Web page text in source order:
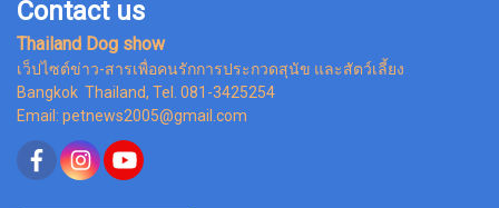
Contact us
Thailand Dog show
เว็ปไซต์ข่าว-สารเพื่อคนรักการประกวดสุนัข และสัตว์เลี้ยง
Bangkok Thailand, Tel. 081-3425254
Email: petnews2005@gmail.com